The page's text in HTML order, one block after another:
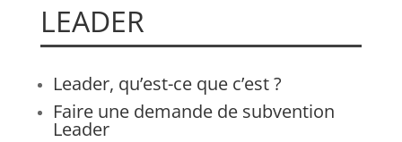
LEADER
Leader, qu’est-ce que c’est ?
Faire une demande de subvention
Leader